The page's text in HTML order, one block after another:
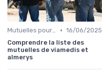
Mutuelles pour Particuliers • 16/06/2025
Comprendre la liste des
mutuelles de viamedis et
almerys